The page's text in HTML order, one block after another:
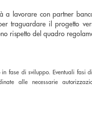
a lavorare con partner
traguardare il progetto
rispetto del quadro
in fase di sviluppo. Eventuali fasi
alle necessarie